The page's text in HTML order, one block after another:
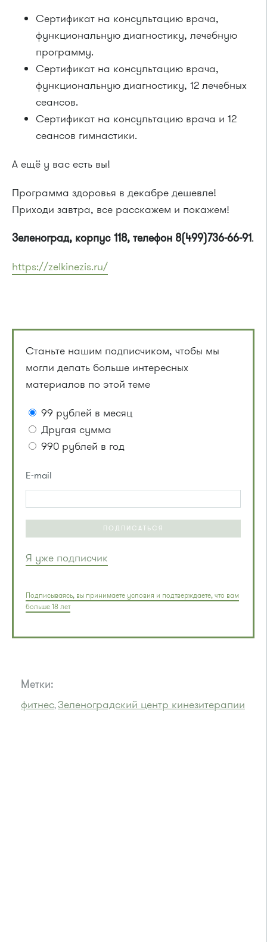
Сертификат на консультацию врача,
функциональную диагностику, лечебную
программу.
Сертификат на консультацию врача,
функциональную диагностику, 12 лечебных
сеансов.
Сертификат на консультацию врача и 12
сеансов гимнастики.
А ещё у вас есть вы!
Программа здоровья в декабре дешевле!
Приходи завтра, все расскажем и покажем!
Зеленоград, корпус 118, телефон 8(499)736-66-91.
https://zelkinezis.ru/
Станьте нашим подписчиком, чтобы мы
могли делать больше интересных
материалов по этой теме
99 рублей в месяц
Другая сумма
990 рублей в год
E-mail
ПОДПИСАТЬСЯ
Я уже подписчик
Подписываясь, вы принимаете условия и подтверждаете, что вам
больше 18 лет
Метки:
фитнес,Зеленоградский центр кинезитерапии